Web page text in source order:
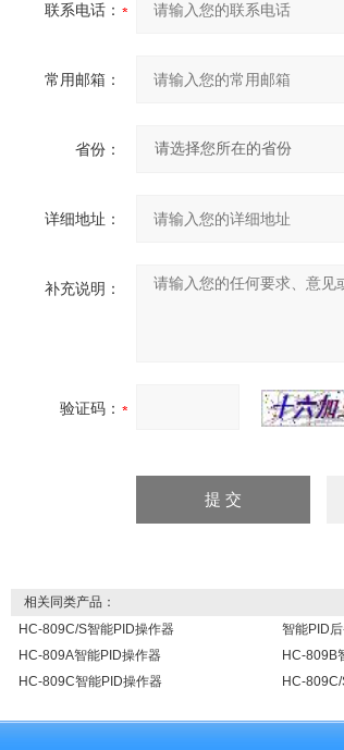
联系电话：
常用邮箱：
省份：
详细地址：
补充说明：
验证码：
相关同类产品：
HC-809C/S智能PID操作器
智能PID
HC-809A智能PID操作器
HC-809B
HC-809C智能PID操作器
HC-